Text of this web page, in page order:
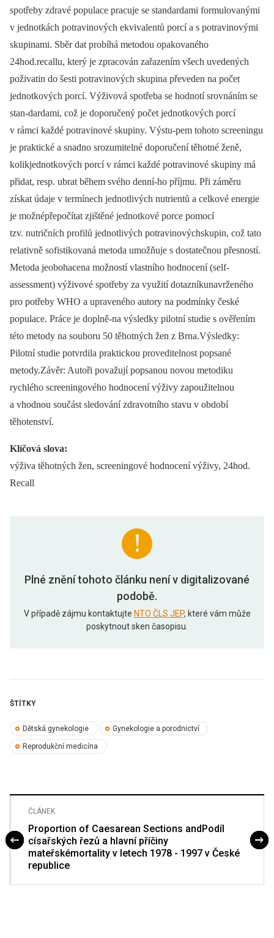
spotřeby zdravé populace pracuje se standardami formulovanými
v jednotkách potravinových ekvivalentů porcí a s potravinovými
skupinami. Sběr dat probíhá metodou opakovaného
24hod.recallu, který je zpracován zařazením všech uvedených
poživatin do šesti potravinových skupina převeden na počet
jednotkových porcí. Výživová spotřeba se hodnotí srovnáním se
stan-dardami, což je doporučený počet jednotkových porcí
v rámci každé potravinové skupiny. Výstu-pem tohoto screeningu
je praktické a snadno srozumitelné doporučení těhotné ženě,
kolikjednotkových porcí v rámci každé potravinové skupiny má
přidat, resp. ubrat během svého denní-ho příjmu. Při záměru
získat údaje v termínech jednotlivých nutrientů a celkové energie
je možnépřepočítat zjištěné jednotkové porce pomocí
tzv. nutričních profilů jednotlivých potravinovýchskupin, což tato
relativně sofistikovaná metoda umožňuje s dostatečnou přesností.
Metoda jeobohacena možností vlastního hodnocení (self-
assessment) výživové spotřeby za využití dotazníkunavrženého
pro potřeby WHO a upraveného autory na podmínky české
populace. Práce je doplně-na výsledky pilotní studie s ověřením
této metody na souboru 50 těhotných žen z Brna.Výsledky:
Pilotní studie potvrdila praktickou proveditelnost popsané
metody.Závěr: Autoři považují popsanou novou metodiku
rychlého screeningového hodnocení výživy zapoužitelnou
a vhodnou součást sledování zdravotního stavu v období
těhotenství.
Klíčová slova:
výživa těhotných žen, screeningové hodnocení výživy, 24hod.
Recall
Plné znění tohoto článku není v digitalizované
podobě.
V případě zájmu kontaktujte NTO ČLS JEP, které vám může
poskytnout sken časopisu.
ŠTÍTKY
Dětská gynekologie Gynekologie a porodnictví
Reprodukční medicína
ČLÁNEK
Proportion of Caesarean Sections andPodíl
císařských řezů a hlavní příčiny
mateřskémortality v letech 1978 - 1997 v České
republice